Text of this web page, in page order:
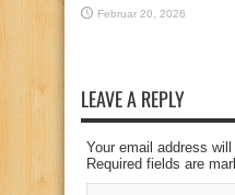
Februar 20, 2026
LEAVE A REPLY
Your email address
Required fields are